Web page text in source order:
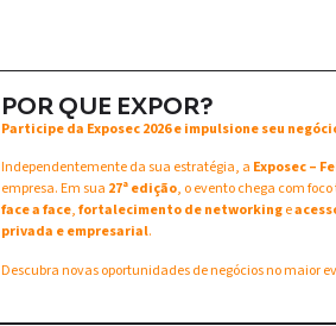
POR QUE EXPOR?
Participe da Exposec 2026 e impulsione seu
Independentemente da sua estratégia, a Exposec –
empresa. Em sua 27ª edição, o evento chega com
face a face,fortalecimento de networkinge
privada e empresarial.
Descubra novas oportunidades de negócios no maior